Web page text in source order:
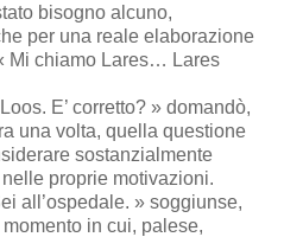
bisogno alcuno,
per una reale elaborazione
Mi chiamo Lares… Lares
E’ corretto? » domandò,
una volta, quella questione
sostanzialmente
proprie motivazioni.
all’ospedale. » soggiunse,
in cui, palese,